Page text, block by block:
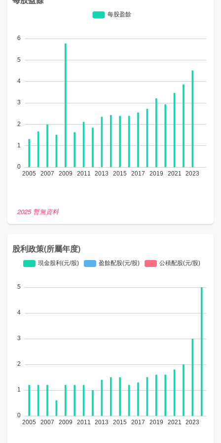
2025 暫無資料
股利政策(所屬年度)